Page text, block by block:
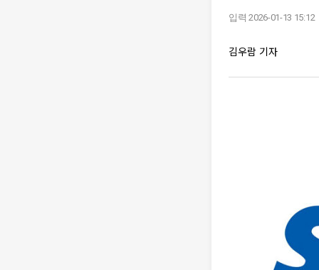
입력 2026-01-13 15:12
김우람 기자